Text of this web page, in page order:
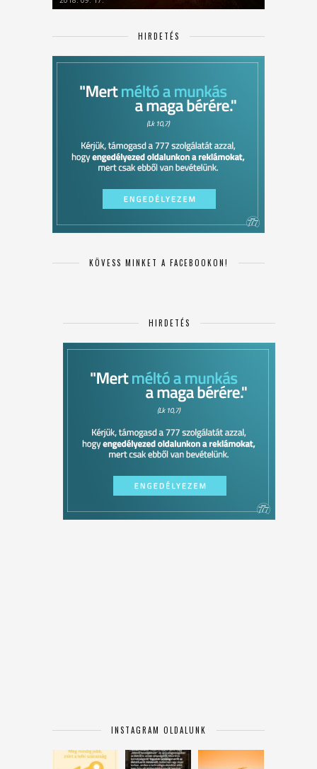
HIRDETÉS
KÖVESS MINKET A FACEBOOKON!
HIRDETÉS
INSTAGRAM OLDALUNK